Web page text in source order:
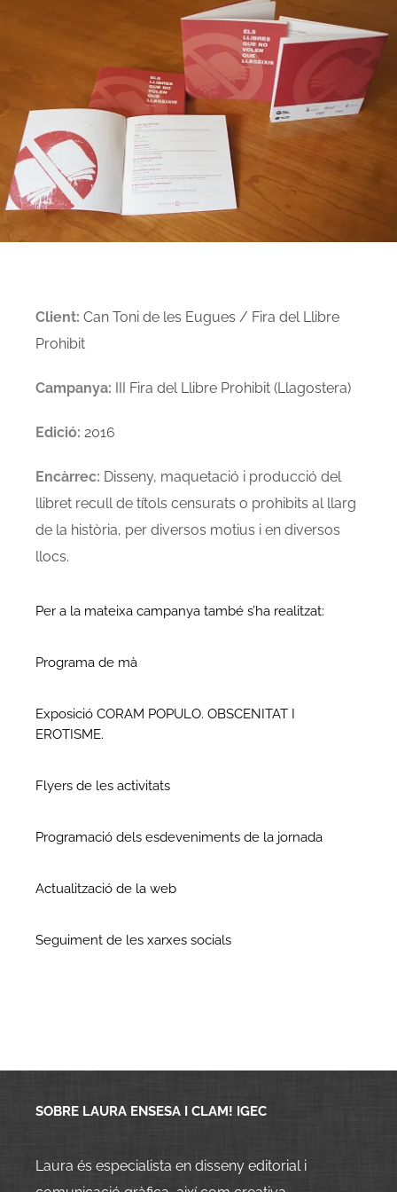
Client: Can Toni de les Eugues / Fira del Llibre
Prohibit
Campanya: III Fira del Llibre Prohibit (Llagostera)
Edició: 2016
Encàrrec: Disseny, maquetació i producció del
llibret recull de títols censurats o prohibits al llarg
de la història, per diversos motius i en diversos
llocs.
Per a la mateixa campanya també s’ha realitzat:
Programa de mà
Exposició CORAM POPULO. OBSCENITAT I
EROTISME.
Flyers de les activitats
Programació dels esdeveniments de la jornada
Actualització de la web
Seguiment de les xarxes socials
SOBRE LAURA ENSESA I CLAM! IGEC
Laura és especialista en disseny editorial i